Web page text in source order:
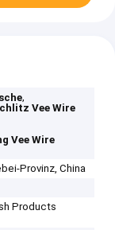
,
Vee Wire
Vee Wire
Provinz, China
Products